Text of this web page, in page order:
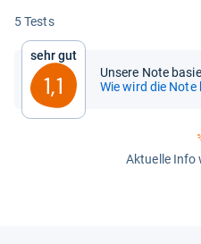
5 Tests
Sehr gut
1,1
Unsere Note
Wie wird die Note
Aktuelle Info